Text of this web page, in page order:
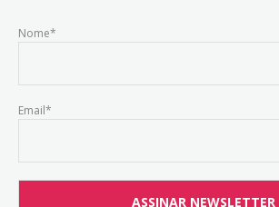
Nome*
Email*